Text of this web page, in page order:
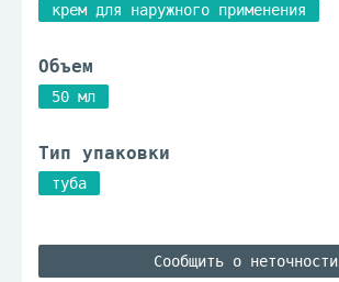
крем для наружного применения
Объем
50 мл
Тип упаковки
туба
Сообщить о неточности